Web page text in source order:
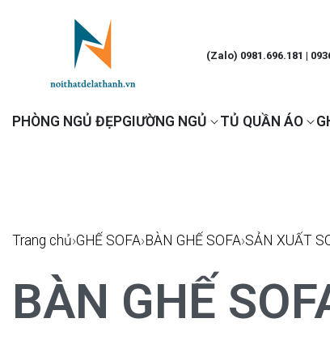
(Zalo) 0981.696.181 |
PHÒNG NGỦ ĐẸPGIƯỜNG NGỦ TỦ QUẦN ÁO
Trang chủ›GHẾ SOFA›BÀN GHẾ SOFA›SẢN XUẤT
BÀN GHẾ